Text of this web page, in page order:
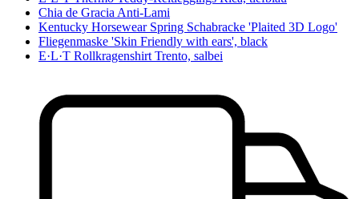
Chia de Gracia Anti-Lami
Kentucky Horsewear Spring Schabracke 'Plaited 3D Logo'
Fliegenmaske 'Skin Friendly with ears', black
E·L·T Rollkragenshirt Trento, salbei